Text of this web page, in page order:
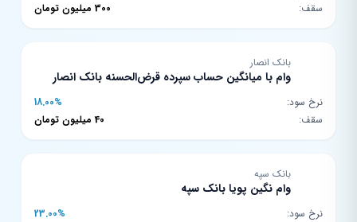
سقف:
300 میلیون تومان
بانک انصار
وام با میانگین حساب سپرده قرض‌الحسنه بانک انصار
نرخ سود:
18.00%
سقف:
40 میلیون تومان
بانک سپه
وام نگین پویا بانک سپه
نرخ سود:
23.00%